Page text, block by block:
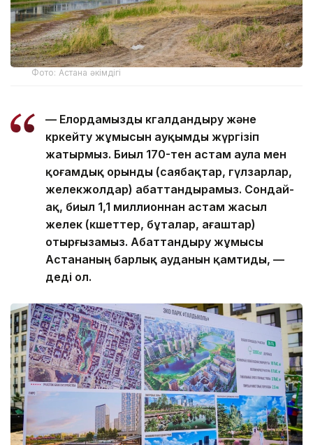
Фото: Астана әкімдігі
— Елордамызды көгалдандыру және
көркейту жұмысын ауқымды жүргізіп
жатырмыз. Биыл 170-тен астам аула мен
қоғамдық орынды (саябақтар, гүлзарлар,
желекжолдар) абаттандырамыз. Сондай-
ақ, биыл 1,1 миллионнан астам жасыл
желек (көшеттер, бұталар, ағаштар)
отырғызамыз. Абаттандыру жұмысы
Астананың барлық ауданын қамтиды, —
деді ол.